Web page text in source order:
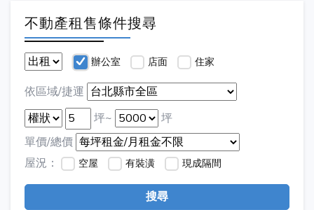
不動產租售條件搜尋
辦公室 店面 住家
依區域/捷運
坪~
坪
單價/總價
屋況：
空屋 有裝潢 現成隔間
搜尋